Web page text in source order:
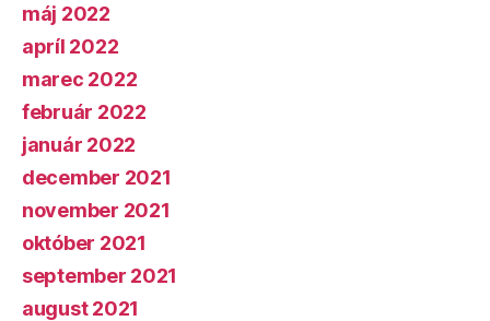
máj 2022
apríl 2022
marec 2022
február 2022
január 2022
december 2021
november 2021
október 2021
september 2021
august 2021